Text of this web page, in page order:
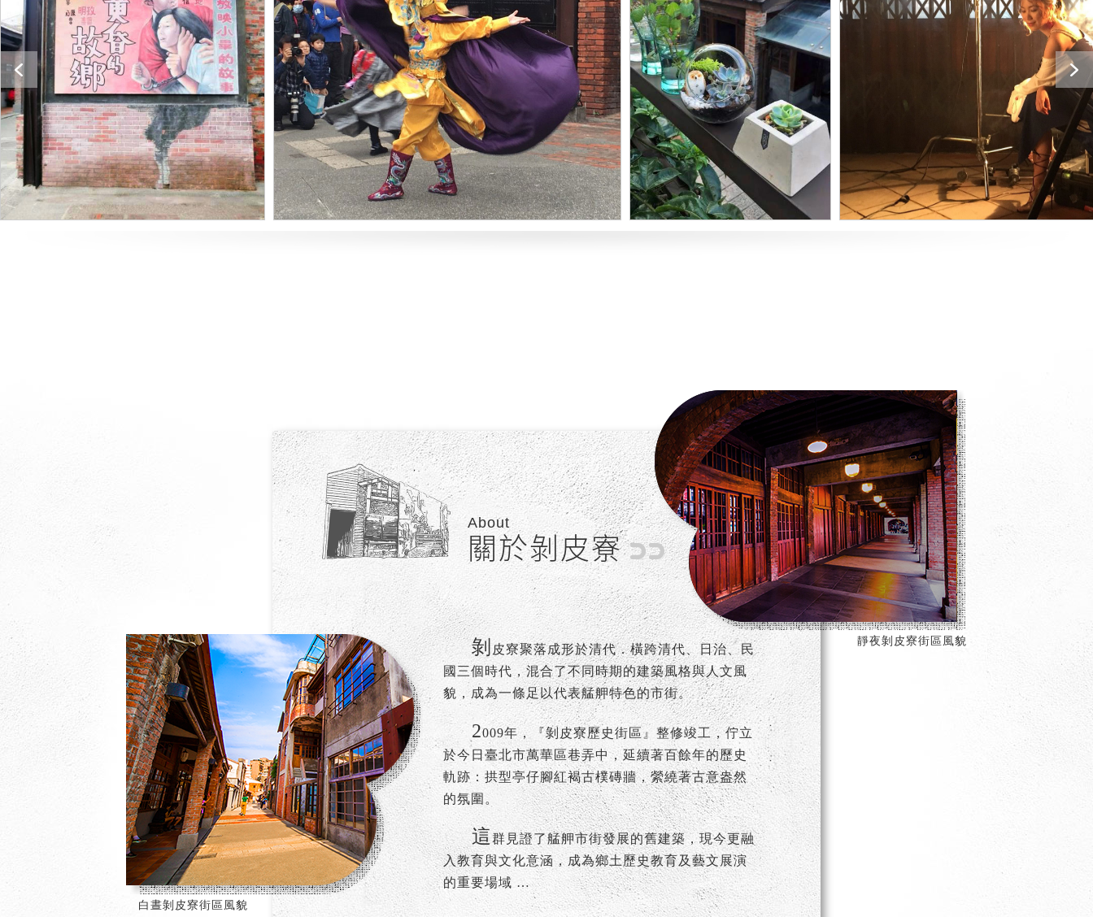
靜夜剝皮寮街區風貌
白晝剝皮寮街區風貌
About
關於剝皮寮
剝 皮寮聚落成形於清代．橫跨清代、日治、民
國三個時代，混合了不同時期的建築風格與人文風
貌，成為一條足以代表艋舺特色的市街。
2009年，『剝皮寮歷史街區』整修竣工，佇立
於今日臺北市萬華區巷弄中，延續著百餘年的歷史
軌跡：拱型亭仔腳紅褐古樸磚牆，縈繞著古意盎然
的氛圍。
這群見證了艋舺市街發展的舊建築，現今更融
入教育與文化意涵，成為鄉土歷史教育及藝文展演
的重要場域 …